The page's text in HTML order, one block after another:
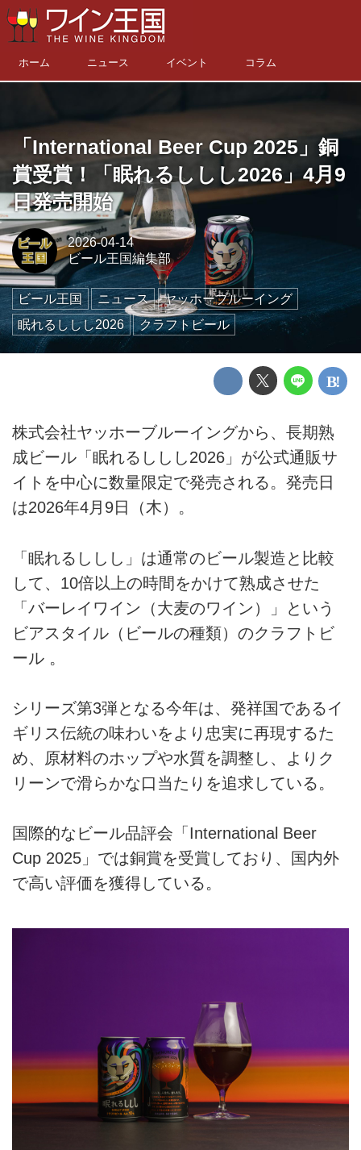
ホーム ニュース イベント コラム
「International Beer Cup 2025」銅
賞受賞！「眠れるししし2026」4月9
日発売開始
2026-04-14
ビール王国編集部
ビール王国 ニュース
ヤッホーブルーイング
眠れるししし2026
クラフトビール
株式会社ヤッホーブルーイングから、長期熟
成ビール「眠れるししし2026」が公式通販サ
イトを中心に数量限定で発売される。発売日
は2026年4月9日（木）。
「眠れるししし」は通常のビール製造と比較
して、10倍以上の時間をかけて熟成させた
「バーレイワイン（大麦のワイン）」という
ビアスタイル（ビールの種類）のクラフトビ
ール 。
シリーズ第3弾となる今年は、発祥国であるイ
ギリス伝統の味わいをより忠実に再現するた
め、原材料のホップや水質を調整し、よりク
リーンで滑らかな口当たりを追求している。
国際的なビール品評会「International Beer
Cup 2025」では銅賞を受賞しており、国内外
で高い評価を獲得している。